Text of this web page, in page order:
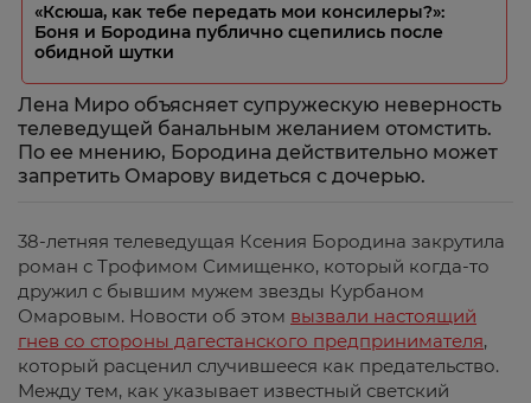
«Ксюша, как тебе передать мои консилеры?»:
Боня и Бородина публично сцепились после
обидной шутки
Лена Миро объясняет супружескую неверность
телеведущей банальным желанием отомстить.
По ее мнению, Бородина действительно может
запретить Омарову видеться с дочерью.
38-летняя телеведущая Ксения Бородина закрутила
роман с Трофимом Симищенко, который когда-то
дружил с бывшим мужем звезды Курбаном
Омаровым. Новости об этом вызвали настоящий
гнев со стороны дагестанского предпринимателя,
который расценил случившееся как предательство.
Между тем, как указывает известный светский